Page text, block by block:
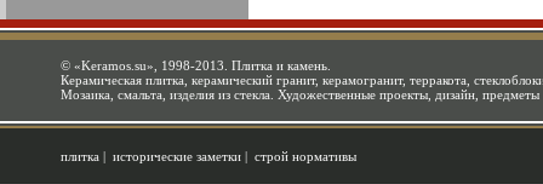
© «Keramos.su» , 1998-2013. Плитка и камень.
Керамическая плитка, керамический гранит, керамогранит, терракота,
Мозаика, смальта, изделия из стекла. Художественные проекты, дизайн, предметы
плитка | исторические заметки | строй нормативы